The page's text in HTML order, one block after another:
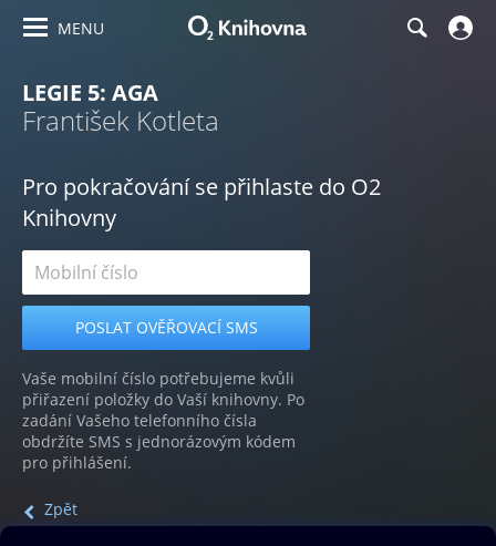
MENU
LEGIE 5: AGA
František Kotleta
Pro pokračování se přihlaste do O2
Knihovny
Vaše mobilní číslo potřebujeme kvůli
přiřazení položky do Vaší knihovny. Po
zadání Vašeho telefonního čísla
obdržíte SMS s jednorázovým kódem
pro přihlášení.
Zpět